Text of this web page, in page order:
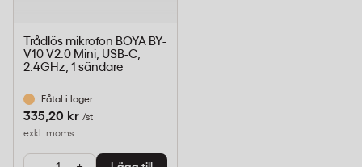
Trådlös mikrofon BOYA BY-
V10 V2.0 Mini, USB-C,
2.4GHz, 1 sändare
Fåtal i lager
335,20 kr /st
exkl. moms